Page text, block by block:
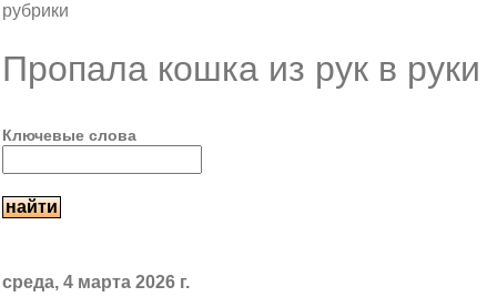
рубрики
Пропала кошка из рук в руки
Ключевые слова
среда, 4 марта 2026 г.